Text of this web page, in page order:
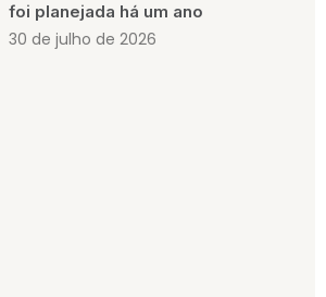
foi planejada há um ano
30 de julho de 2026